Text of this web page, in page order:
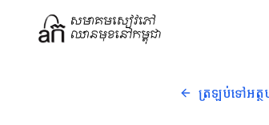
ត្រឡប់ទៅអត្